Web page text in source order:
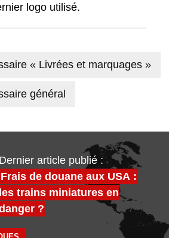
logo utilisé.
« Livrées et marquages »
général
Dernier article publié :
Frais de douane aux USA :
les trains miniatures en
?